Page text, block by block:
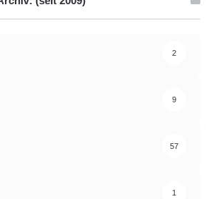
reduziert wird. Die klassische Win-Win-
2
9
57
1